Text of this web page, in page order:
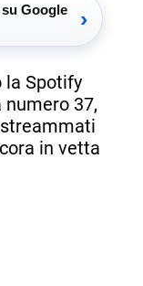
Google
›
la Spotify
37,
in vetta